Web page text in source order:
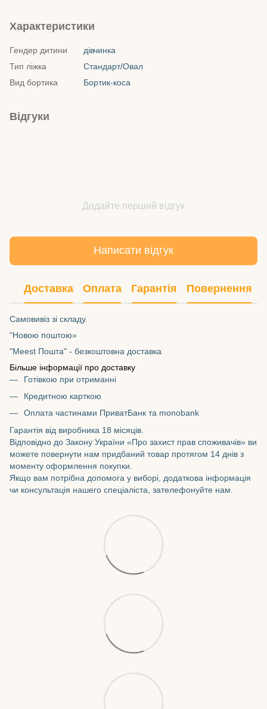
Характеристики
Гендер дитини
дівчинка
Тип ліжка
Стандарт/Овал
Вид бортика
Бортик-коса
Відгуки
Додайте перший відгук
Написати відгук
Доставка Оплата Гарантія Повернення
Самовивіз зі складу.
"Новою поштою»
"Meest Пошта" - безкоштовна доставка
Більше інформації про доставку
Готівкою при отриманні
Кредитною карткою
Оплата частинами ПриватБанк та monobank
Гарантія від виробника 18 місяців.
Відповідно до Закону України «Про захист прав споживачів» ви
можете повернути нам придбаний товар протягом 14 днів з
моменту оформлення покупки.
Якщо вам потрібна допомога у виборі, додаткова інформація
чи консультація нашего спеціаліста, зателефонуйте нам.